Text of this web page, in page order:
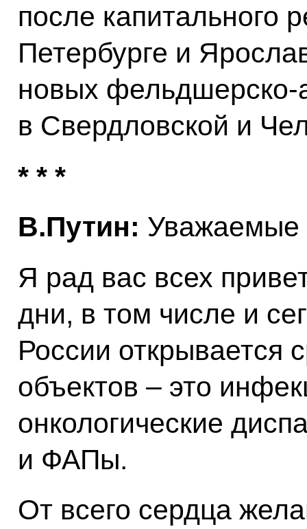
после капитального
Петербурге и
новых фельдшерско-
в Свердловской и
* * *
В.Путин: Уважаемые
Я рад вас всех
дни, в том числе и
России открывается
объектов – это
онкологические
и ФАПы.
От всего сердца